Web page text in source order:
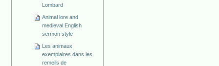
Lombard
Animal lore and
medieval English
sermon style
Les animaux
exemplaires dans les
remeils de